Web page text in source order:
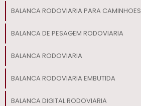
BALANCA RODOVIARIA PARA CAMINHOES
BALANCA DE PESAGEM RODOVIARIA
BALANCA RODOVIARIA
BALANCA RODOVIARIA EMBUTIDA
BALANCA DIGITAL RODOVIARIA